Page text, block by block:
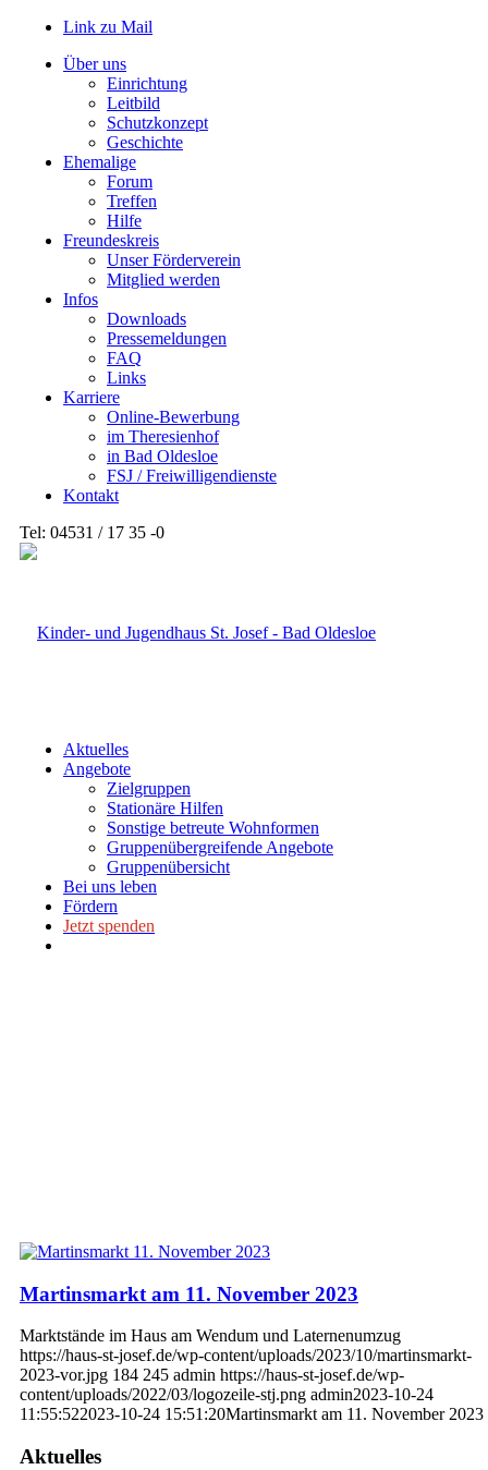
Link zu Mail
Über uns
Einrichtung
Leitbild
Schutzkonzept
Geschichte
Ehemalige
Forum
Treffen
Hilfe
Freundeskreis
Unser Förderverein
Mitglied werden
Infos
Downloads
Pressemeldungen
FAQ
Links
Karriere
Online-Bewerbung
im Theresienhof
in Bad Oldesloe
FSJ / Freiwilligendienste
Kontakt
Tel: 04531 / 17 35 -0
Aktuelles
Angebote
Zielgruppen
Stationäre Hilfen
Sonstige betreute Wohnformen
Gruppenübergreifende Angebote
Gruppenübersicht
Bei uns leben
Fördern
Jetzt spenden
Martinsmarkt am 11. November 2023
Marktstände im Haus am Wendum und Laternenumzug
https://haus-st-josef.de/wp-content/uploads/2023/10/martinsmarkt-
2023-vor.jpg 184 245 admin https://haus-st-josef.de/wp-
content/uploads/2022/03/logozeile-stj.png admin2023-10-24
11:55:522023-10-24 15:51:20Martinsmarkt am 11. November 2023
Aktuelles